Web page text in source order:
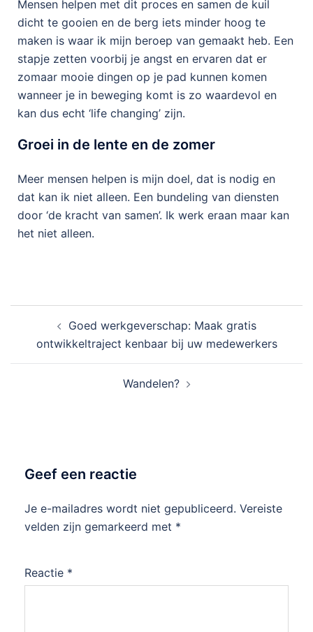
Mensen helpen met dit proces en samen de kuil
dicht te gooien en de berg iets minder hoog te
maken is waar ik mijn beroep van gemaakt heb. Een
stapje zetten voorbij je angst en ervaren dat er
zomaar mooie dingen op je pad kunnen komen
wanneer je in beweging komt is zo waardevol en
kan dus echt ‘life changing’ zijn.
Groei in de lente en de zomer
Meer mensen helpen is mijn doel, dat is nodig en
dat kan ik niet alleen. Een bundeling van diensten
door ‘de kracht van samen’. Ik werk eraan maar kan
het niet alleen.
Goed werkgeverschap: Maak gratis
ontwikkeltraject kenbaar bij uw medewerkers
Wandelen?
Geef een reactie
Je e-mailadres wordt niet gepubliceerd. Vereiste
velden zijn gemarkeerd met *
Reactie *